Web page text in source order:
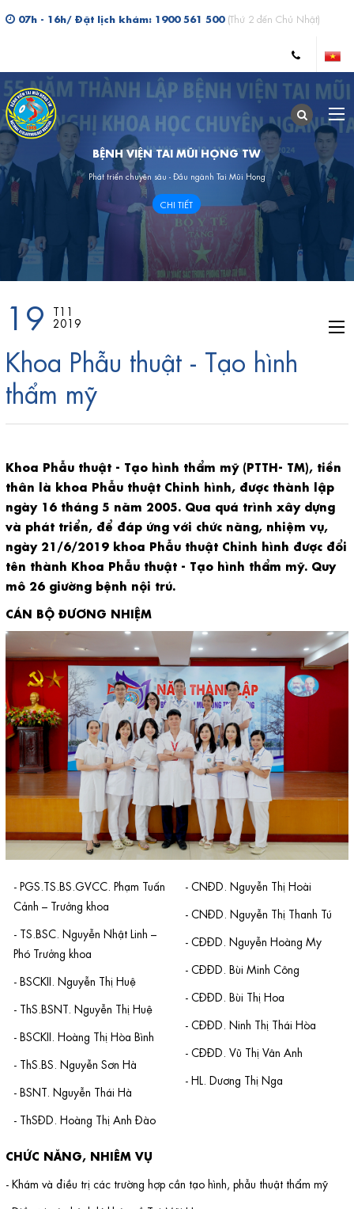
07h - 16h/ Đặt lịch khám: 1900 561 500 (Thứ 2 đến Chủ Nhật)
BỆNH VIỆN TAI MŨI HỌNG TW
Phát triển chuyên sâu - Đầu ngành Tai Mũi Họng
CHI TIẾT
19
T11
2019
Khoa Phẫu thuật - Tạo hình
thẩm mỹ
Khoa Phẫu thuật - Tạo hình thẩm mỹ (PTTH- TM), tiền
thân là khoa Phẫu thuật Chỉnh hình, được thành lập
ngày 16 tháng 5 năm 2005. Qua quá trình xây dựng
và phát triển, để đáp ứng với chức năng, nhiệm vụ,
ngày 21/6/2019 khoa Phẫu thuật Chỉnh hình được đổi
tên thành Khoa Phẫu thuật - Tạo hình thẩm mỹ. Quy
mô 26 giường bệnh nội trú.
CÁN BỘ ĐƯƠNG NHIỆM
- PGS.TS.BS.GVCC. Phạm Tuấn
Cảnh – Trưởng khoa
- TS.BSC. Nguyễn Nhật Linh –
Phó Trưởng khoa
- BSCKII. Nguyễn Thị Huệ
- ThS.BSNT. Nguyễn Thị Huệ
- BSCKII. Hoàng Thị Hòa Bình
- ThS.BS. Nguyễn Sơn Hà
- BSNT. Nguyễn Thái Hà
- ThSĐD. Hoàng Thị Anh Đào
- CNĐD. Nguyễn Thị Hoài
- CNĐD. Nguyễn Thị Thanh Tú
- CĐĐD. Nguyễn Hoàng My
- CĐĐD. Bùi Minh Công
- CĐĐD. Bùi Thị Hoa
- CĐĐD. Ninh Thị Thái Hòa
- CĐĐD. Vũ Thị Vân Anh
- HL. Dương Thị Nga
CHỨC NĂNG, NHIÊM VỤ
- Khám và điều trị các trường hợp cần tạo hình, phẫu thuật thẩm mỹ